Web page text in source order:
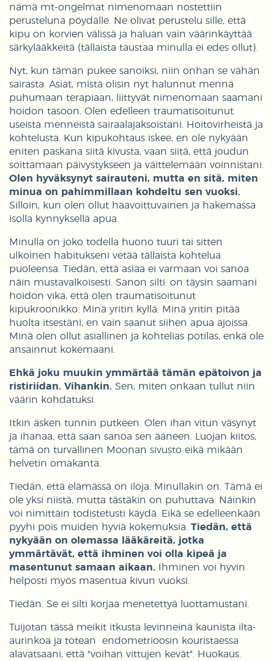
nämä mt-ongelmat nimenomaan nostettiin
perusteluna pöydälle. Ne olivat perustelu sille, että
kipu on korvien välissä ja haluan vain väärinkäyttää
särkylääkkeitä (tällaista taustaa minulla ei edes ollut).
Nyt, kun tämän pukee sanoiksi, niin onhan se vähän
sairasta. Asiat, mistä olisin nyt halunnut mennä
puhumaan terapiaan, liittyvät nimenomaan saamani
hoidon tasoon. Olen edelleen traumatisoitunut
useista menneistä sairaalajaksoistani. Hoitovirheistä ja
kohtelusta. Kun kipukohtaus iskee, en ole nykyään
eniten paskana siitä kivusta, vaan siitä, että joudun
soittamaan päivystykseen ja väittelemään voinnistani.
Olen hyväksynyt sairauteni, mutta en sitä, miten
minua on pahimmillaan kohdeltu sen vuoksi.
Silloin, kun olen ollut haavoittuvainen ja hakemassa
isolla kynnyksellä apua.
Minulla on joko todella huono tuuri tai sitten
ulkoinen habitukseni vetää tällaista kohtelua
puoleensa. Tiedän, että asiaa ei varmaan voi sanoa
näin mustavalkoisesti. Sanon silti: on täysin saamani
hoidon vika, että olen traumatisoitunut
kipukroonikko. Minä yritin kyllä. Minä yritin pitää
huolta itsestäni, en vain saanut siihen apua ajoissa.
Minä olen ollut asiallinen ja kohtelias potilas, enkä ole
ansainnut kokemaani.
Ehkä joku muukin ymmärtää tämän epätoivon ja
ristiriidan. Vihankin. Sen, miten onkaan tullut niin
väärin kohdatuksi.
Itkin äsken tunnin putkeen. Olen ihan vitun väsynyt
ja ihanaa, että saan sanoa sen ääneen. Luojan kiitos,
tämä on turvallinen Moonan sivusto eikä mikään
helvetin omakanta.
Tiedän, että elämässä on iloja. Minullakin on. Tämä ei
ole yksi niistä, mutta tästäkin on puhuttava. Näinkin
voi nimittäin todistetusti käydä. Eikä se edelleenkään
pyyhi pois muiden hyviä kokemuksia. Tiedän, että
nykyään on olemassa lääkäreitä, jotka
ymmärtävät, että ihminen voi olla kipeä ja
masentunut samaan aikaan.
Ihminen voi hyvin
helposti myös masentua kivun vuoksi.
Tiedän. Se ei silti korjaa menetettyä luottamustani.
Tuijotan tässä meikit itkusta levinneinä kaunista ilta-
aurinkoa ja totean endometrioosin kouristaessa
alavatsaani, että "voihan vittujen kevät". Huokaus.